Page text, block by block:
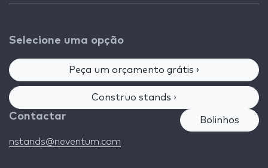
Selecione uma opção
Peça um orçamento grátis ›
Construo stands ›
Contactar
nstands@neventum.com
Bolinhos